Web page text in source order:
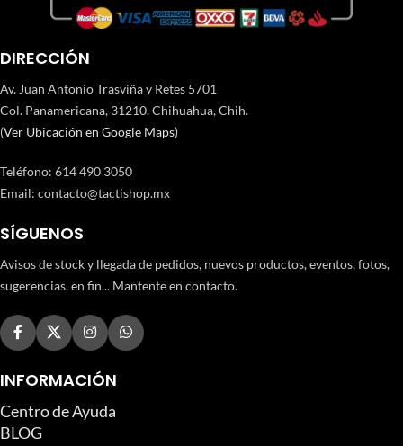
DIRECCIÓN
Av. Juan Antonio Trasviña y Retes 5701
Col. Panamericana, 31210. Chihuahua, Chih.
(Ver Ubicación en Google Maps)
Teléfono: 614 490 3050
Email: contacto@tactishop.mx
SÍGUENOS
Avisos de stock y llegada de pedidos, nuevos productos, eventos, fotos,
sugerencias, en fin... Mantente en contacto.
INFORMACIÓN
Centro de Ayuda
BLOG